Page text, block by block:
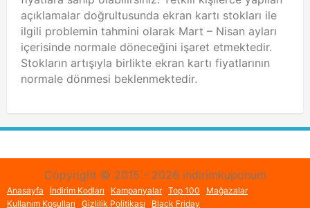
açıklamalar doğrultusunda ekran kartı stokları ile
ilgili problemin tahmini olarak Mart – Nisan ayları
içerisinde normale döneceğini işaret etmektedir.
Stokların artışıyla birlikte ekran kartı fiyatlarının
normale dönmesi beklenmektedir.
Copyright © 2015 - 2026 indirimkuponum
Anasayfa İndirim Kodları Kampanyalar Top 100
Mağazalar
Kullanım Koşulları
Gizlilik Politikası Black Friday